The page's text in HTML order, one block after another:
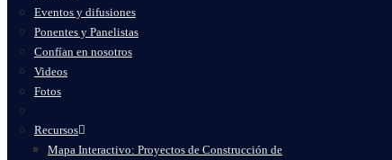
Eventos y difusiones
Ponentes y Panelistas
Confían en nosotros
Videos
Fotos
Recursos
Mapa Interactivo: Proyectos de Construcción de